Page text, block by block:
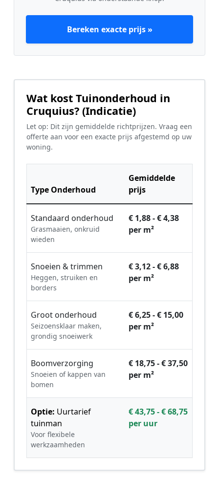
Bereken exacte prijs »
Wat kost Tuinonderhoud in
Cruquius? (Indicatie)
Let op: Dit zijn gemiddelde richtprijzen. Vraag een
offerte aan voor een exacte prijs afgestemd op uw
woning.
Type Onderhoud
Gemiddelde
prijs
Standaard onderhoud
Grasmaaien, onkruid
wieden
€ 1,88 - € 4,38
per m²
Snoeien & trimmen
Heggen, struiken en
borders
€ 3,12 - € 6,88
per m²
Groot onderhoud
Seizoensklaar maken,
grondig snoeiwerk
€ 6,25 - € 15,00
per m²
Boomverzorging
Snoeien of kappen van
bomen
€ 18,75 - € 37,50
per m²
Optie: Uurtarief
tuinman
Voor flexibele
werkzaamheden
€ 43,75 - € 68,75
per uur